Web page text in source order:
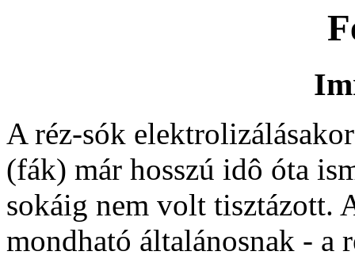
A réz-sók
(fák) már hosszú idô óta
sokáig nem volt tisztázott.
mondható általánosnak - a